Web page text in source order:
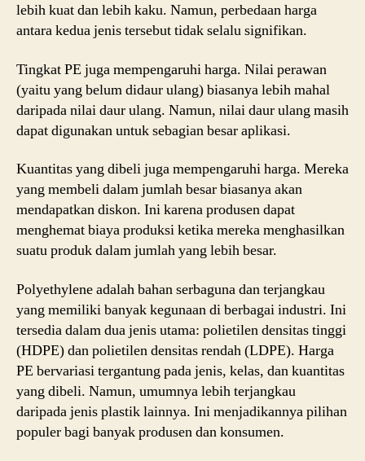
lebih kuat dan lebih kaku. Namun, perbedaan harga
antara kedua jenis tersebut tidak selalu signifikan.
Tingkat PE juga mempengaruhi harga. Nilai perawan
(yaitu yang belum didaur ulang) biasanya lebih mahal
daripada nilai daur ulang. Namun, nilai daur ulang masih
dapat digunakan untuk sebagian besar aplikasi.
Kuantitas yang dibeli juga mempengaruhi harga. Mereka
yang membeli dalam jumlah besar biasanya akan
mendapatkan diskon. Ini karena produsen dapat
menghemat biaya produksi ketika mereka menghasilkan
suatu produk dalam jumlah yang lebih besar.
Polyethylene adalah bahan serbaguna dan terjangkau
yang memiliki banyak kegunaan di berbagai industri. Ini
tersedia dalam dua jenis utama: polietilen densitas tinggi
(HDPE) dan polietilen densitas rendah (LDPE). Harga
PE bervariasi tergantung pada jenis, kelas, dan kuantitas
yang dibeli. Namun, umumnya lebih terjangkau
daripada jenis plastik lainnya. Ini menjadikannya pilihan
populer bagi banyak produsen dan konsumen.